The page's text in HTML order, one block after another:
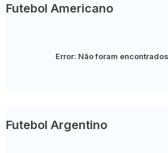
Futebol Americano
Error: Não foram
Futebol Argentino